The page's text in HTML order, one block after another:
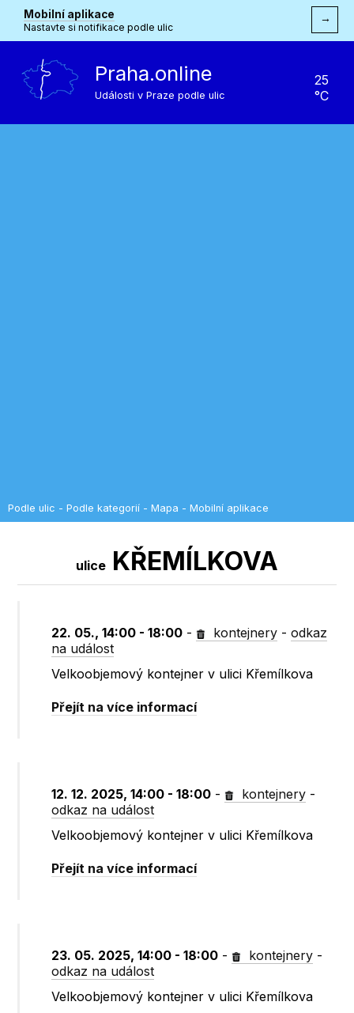
Mobilní aplikace
Nastavte si notifikace podle ulic
→
Praha.online
Události v Praze podle ulic
25
°C
Podle ulic - Podle kategorií - Mapa - Mobilní aplikace
ulice KŘEMÍLKOVA
22. 05., 14:00 - 18:00 - kontejnery -odkaz
na událost
Velkoobjemový kontejner v ulici Křemílkova
Přejít na více informací
12. 12. 2025, 14:00 - 18:00 - kontejnery -
odkaz na událost
Velkoobjemový kontejner v ulici Křemílkova
Přejít na více informací
23. 05. 2025, 14:00 - 18:00 - kontejnery -
odkaz na událost
Velkoobjemový kontejner v ulici Křemílkova